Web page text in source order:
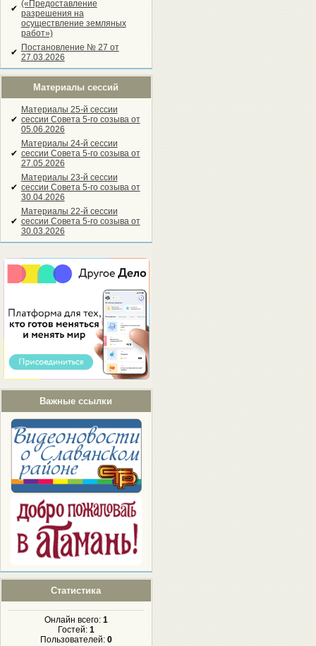
✔ («Предоставление
разрешения на
осуществление земляных
работ»)
✔ Постановление № 27 от
27.03.2026
Материалы сессий
✔
Материалы 25-й сессии
сессии Совета 5-го созыва от
05.06.2026
✔
Материалы 24-й сессии
сессии Совета 5-го созыва от
27.05.2026
✔
Материалы 23-й сессии
сессии Совета 5-го созыва от
30.04.2026
✔
Материалы 22-й сессии
сессии Совета 5-го созыва от
30.03.2026
Важные ссылки
Статистика
Онлайн всего: 1
Гостей: 1
Пользователей: 0